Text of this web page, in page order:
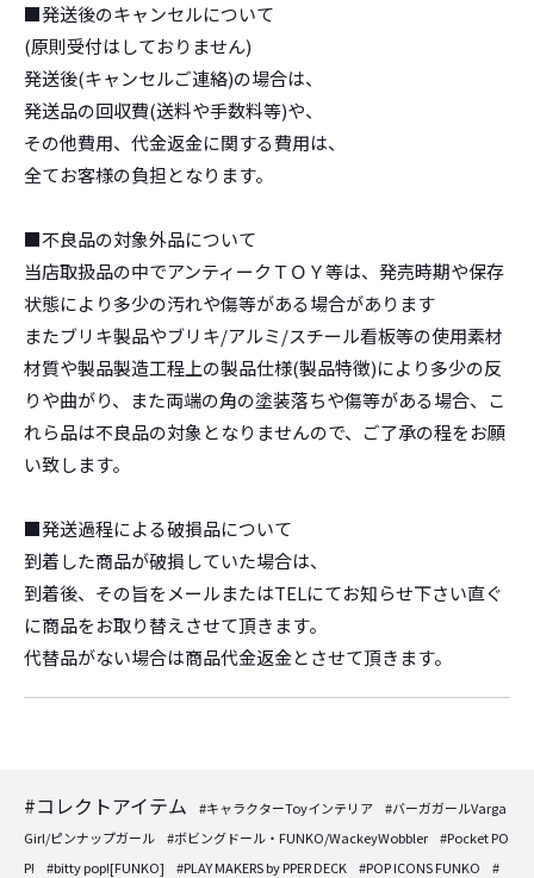
■発送後のキャンセルについて
(原則受付はしておりません)
発送後(キャンセルご連絡)の場合は、
発送品の回収費(送料や手数料等)や、
その他費用、代金返金に関する費用は、
全てお客様の負担となります。
■不良品の対象外品について
当店取扱品の中でアンティークＴＯＹ等は、発売時期や保存
状態により多少の汚れや傷等がある場合があります
またブリキ製品やブリキ/アルミ/スチール看板等の使用素材
材質や製品製造工程上の製品仕様(製品特徴)により多少の反
りや曲がり、また両端の角の塗装落ちや傷等がある場合、こ
れら品は不良品の対象となりませんので、ご了承の程をお願
い致します。
■発送過程による破損品について
到着した商品が破損していた場合は、
到着後、その旨をメールまたはTELにてお知らせ下さい直ぐ
に商品をお取り替えさせて頂きます。
代替品がない場合は商品代金返金とさせて頂きます。
#コレクトアイテム #キャラクターToyインテリア
#バーガガールVarga
Girl/ピンナップガール
#ボビングドール・FUNKO/WackeyWobbler
#Pocket PO
P!
#bitty pop![FUNKO] #PLAY MAKERS by PPER DECK #POP ICONS FUNKO #